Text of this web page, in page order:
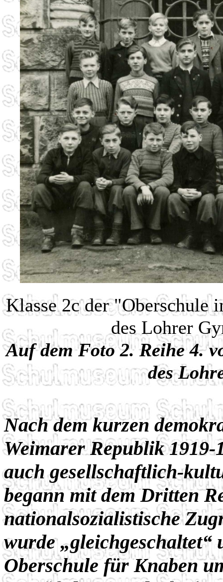
Klasse 2c der "Oberschule
des Lohrer
Auf dem Foto 2. Reihe 4.
des
Nach dem kurzen
Weimarer Republik
auch gesellschaftlich-
begann mit dem Dritten
nationalsozialistische
wurde „gleichgeschaltet“
Oberschule für Knaben